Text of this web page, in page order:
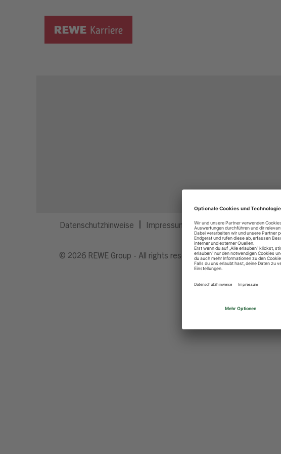
Datenschutzhinweise Impressum Privatsphäre-
© 2026 REWE Group - All rights reserved